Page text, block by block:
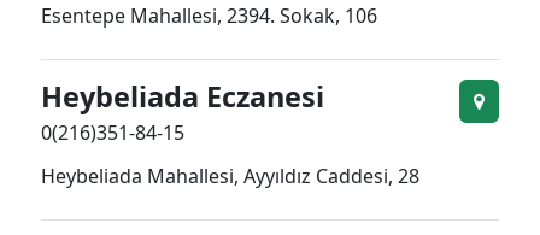
Esentepe Mahallesi, 2394. Sokak, 106
Heybeliada Eczanesi
0(216)351-84-15
Heybeliada Mahallesi, Ayyıldız Caddesi, 28